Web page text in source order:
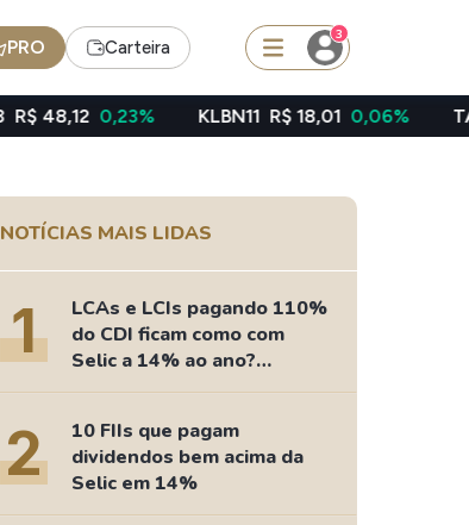
PRO Carteira
3
Dividendos
Ideias
Agenda de Dividendos
Radar do Dividendo Inteligente
0,23% KLBN11 R$ 18,01 0,06% TAEE11 R$
NOTÍCIAS MAIS LIDAS
1
LCAs e LCIs pagando 110%
do CDI ficam como com
Selic a 14% ao ano?
Fizemos as contas
2
10 FIIs que pagam
dividendos bem acima da
Selic em 14%